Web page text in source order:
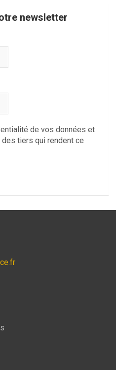
newsletter
de vos données et
tiers qui rendent ce